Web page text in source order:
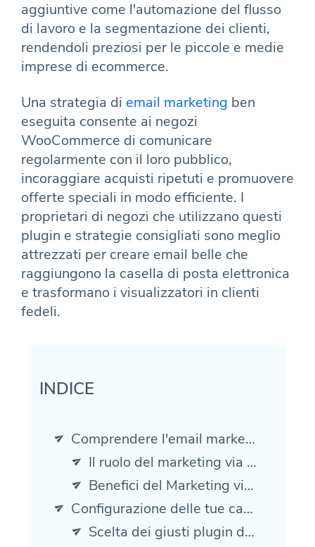
aggiuntive come l'automazione del flusso
di lavoro e la segmentazione dei clienti,
rendendoli preziosi per le piccole e medie
imprese di ecommerce.
Una strategia di email marketing ben
eseguita consente ai negozi
WooCommerce di comunicare
regolarmente con il loro pubblico,
incoraggiare acquisti ripetuti e promuovere
offerte speciali in modo efficiente. I
proprietari di negozi che utilizzano questi
plugin e strategie consigliati sono meglio
attrezzati per creare email belle che
raggiungono la casella di posta elettronica
e trasformano i visualizzatori in clienti
fedeli.
INDICE
Comprendere l'email marketing per WooCommerce
Il ruolo del marketing via email nell'e-commerce
Benefici del Marketing via Email per WooCommerce
Configurazione delle tue campagne email
Scelta dei giusti plugin di email marketing